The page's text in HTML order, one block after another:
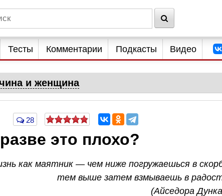
Тесты Комментарии Подкасты Видео
и женщина
28
это плохо?
как маятник — чем ниже погружаешься в
тем выше затем взмываешь в
(Айседора